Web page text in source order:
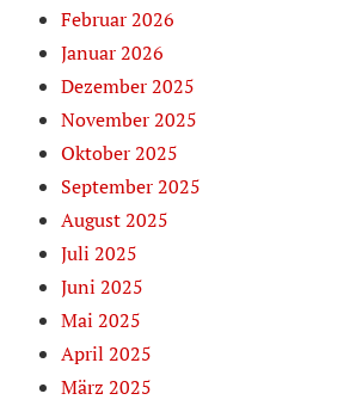
Februar 2026
Januar 2026
Dezember 2025
November 2025
Oktober 2025
September 2025
August 2025
Juli 2025
Juni 2025
Mai 2025
April 2025
März 2025